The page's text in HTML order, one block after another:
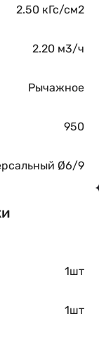
2.50 кГс/см2
2.20 м3/ч
Рычажное
950
Ø6/9
1шт
1шт